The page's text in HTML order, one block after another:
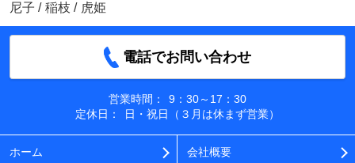
尼子 / 稲枝 / 虎姫
電話でお問い合わせ
営業時間：
9：30～17：30
定休日：
日・祝日（３月は休まず営業）
ホーム 会社概要